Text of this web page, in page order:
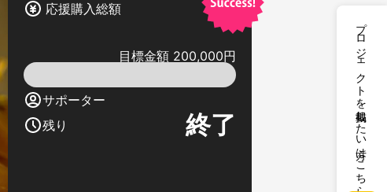
プロジェクトを掲載したい方はこちら
応援購入総額
目標金額 200,000円
サポーター
残り
終了